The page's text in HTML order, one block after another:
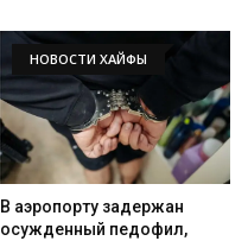
НОВОСТИ ХАЙФЫ
В аэропорту задержан
осужденный педофил,